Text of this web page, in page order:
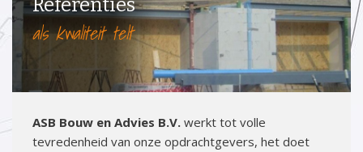
Referenties
als kwaliteit telt
ASB Bouw en Advies B.V. werkt tot volle
tevredenheid van onze opdrachtgevers, het doet